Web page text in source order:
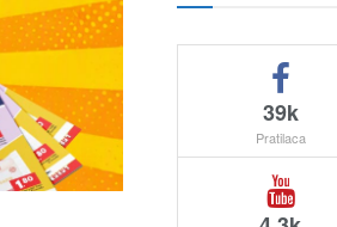
39k
Pratilaca